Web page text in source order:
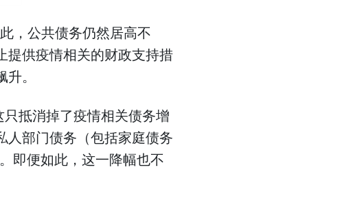
，公共债务仍然居高不
提供疫情相关的财政支持措
。
抵消掉了疫情相关债务增
人部门债务（包括家庭债务
即便如此，这一降幅也不